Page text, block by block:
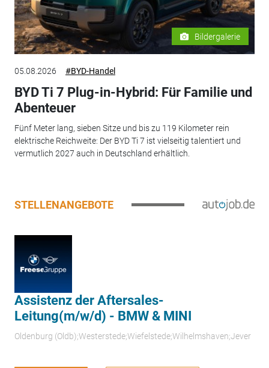
Bildergalerie
05.08.2026 #BYD-Handel
BYD Ti 7 Plug-in-Hybrid: Für Familie und
Abenteuer
Fünf Meter lang, sieben Sitze und bis zu 119 Kilometer rein
elektrische Reichweite: Der BYD Ti 7 ist vielseitig talentiert und
vermutlich 2027 auch in Deutschland erhältlich.
STELLENANGEBOTE
Assistenz der Aftersales-
Leitung(m/w/d) - BMW & MINI
Oldenburg (Oldb);Westerstede;Wiefelstede;Wilhelmshaven;Jever